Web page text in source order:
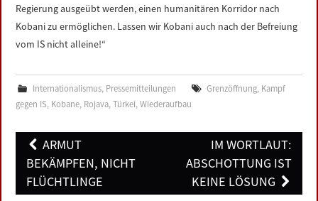
Regierung ausgeübt werden, einen humanitären Korridor nach
Kobani zu ermöglichen. Lassen wir Kobani auch nach der Befreiung
vom IS nicht alleine!“
Internationalismus, Pressemitteilungen Grenzöffnung, Kampf
gegen IS, Kobane, Rojava,Türkei,Wiederaufbau
Post
navigation
ARMUT
BEKÄMPFEN, NICHT
FLÜCHTLINGE
IM WORTLAUT:
ABSCHOTTUNG IST
KEINE LÖSUNG